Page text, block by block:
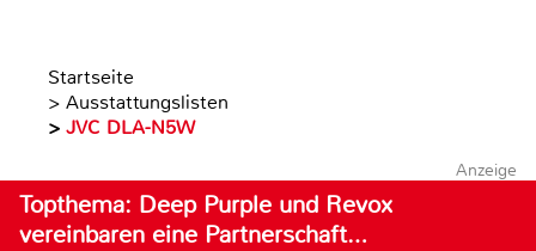
Startseite
> Ausstattungslisten
> JVC DLA-N5W
Anzeige
Topthema: Deep Purple und Revox
vereinbaren eine Partnerschaft…